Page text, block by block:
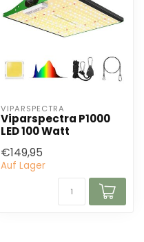
VIPARSPECTRA
Viparspectra P1000
LED 100 Watt
€149,95
Auf Lager